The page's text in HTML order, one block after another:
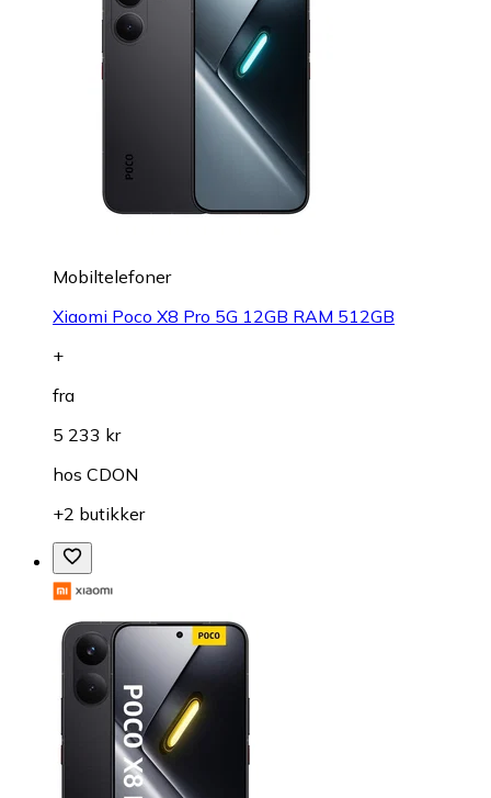
Mobiltelefoner
Xiaomi Poco X8 Pro 5G 12GB RAM 512GB
+
fra
5 233 kr
hos CDON
+2 butikker